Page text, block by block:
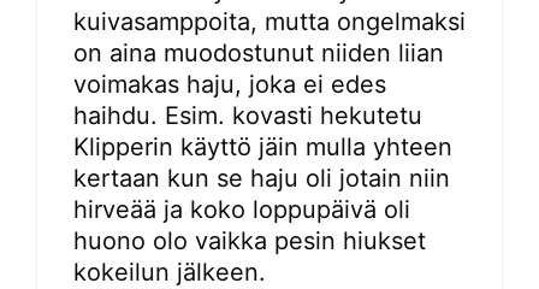
kuivasamppoita, mutta ongelmaksi
on aina muodostunut niiden liian
voimakas haju, joka ei edes
haihdu. Esim. kovasti hekutetu
Klipperin käyttö jäin mulla yhteen
kertaan kun se haju oli jotain niin
hirveää ja koko loppupäivä oli
huono olo vaikka pesin hiukset
kokeilun jälkeen.